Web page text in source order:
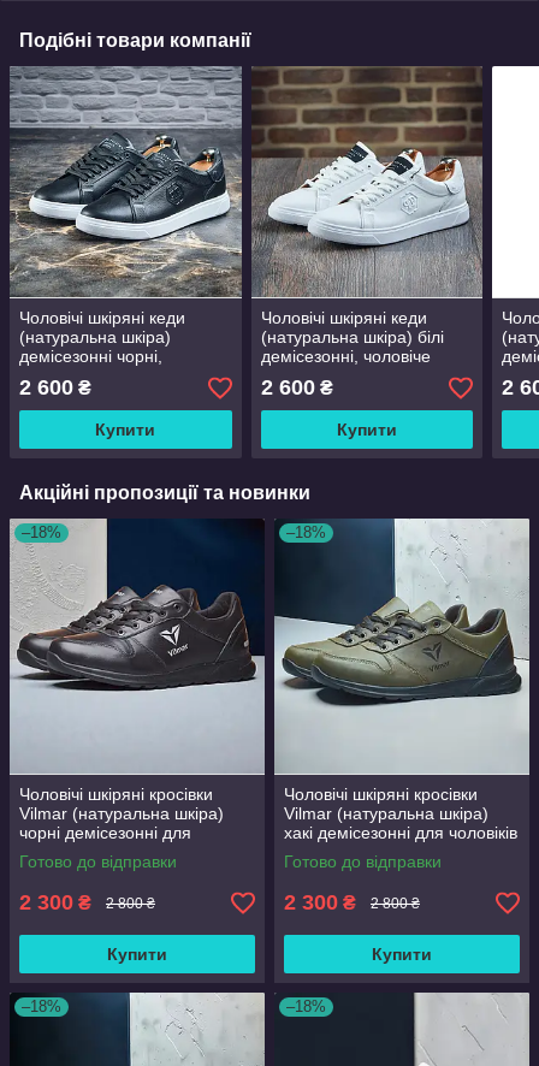
Подібні товари компанії
Чоловічі шкіряні кеди
(натуральна шкіра)
демісезонні чорні,
осінь, розмір 40 41 42 43
44 45
2 600 ₴
Купити
Чоловічі шкіряні кеди
(натуральна шкіра) білі
демісезонні, чоловіче
взуття весна осінь, розмір
40 41 42 43 44 45
2 600₴
Купити
40
2
Акційні пропозиції та новинки
–18%
Чоловічі шкіряні кросівки
Vilmar (натуральна шкіра)
чорні демісезонні для
чоловіків на весну осінь,
розмір 39 40 41 42 43 44 45
Готово до відправки
2 300 ₴ 2 800 ₴
Купити
–18%
Чоловічі шкіряні кросівки
Vilmar (натуральна шкіра)
хакі демісезонні для чоловіків
на весну осінь, розмір 39 40
41 42 43 44 45 46
Готово до відправки
2 300 ₴ 2 800 ₴
Купити
–18% –18%